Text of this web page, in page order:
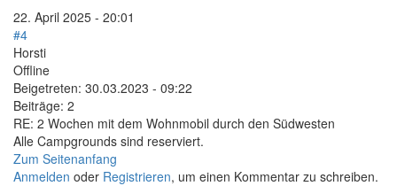
22. April 2025 - 20:01
#4
Horsti
Offline
Beigetreten: 30.03.2023 - 09:22
Beiträge: 2
RE: 2 Wochen mit dem Wohnmobil durch den Südwesten
Alle Campgrounds sind reserviert.
Zum Seitenanfang
Anmelden oder Registrieren, um einen Kommentar zu schreiben.